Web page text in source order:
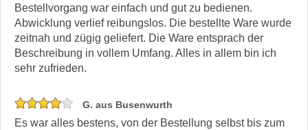
Bestellvorgang war einfach und gut zu bedienen.
Abwicklung verlief reibungslos. Die bestellte Ware wurde
zeitnah und zügig geliefert. Die Ware entsprach der
Beschreibung in vollem Umfang. Alles in allem bin ich
sehr zufrieden.
G. aus Busenwurth
Es war alles bestens, von der Bestellung selbst bis zum